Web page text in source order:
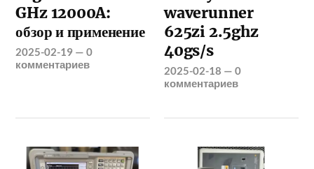
GHz 12000A:
обзор и применение
2025-02-19 —0
комментариев
waverunner
625zi 2.5ghz
40gs/s
2025-02-18 —0
комментариев